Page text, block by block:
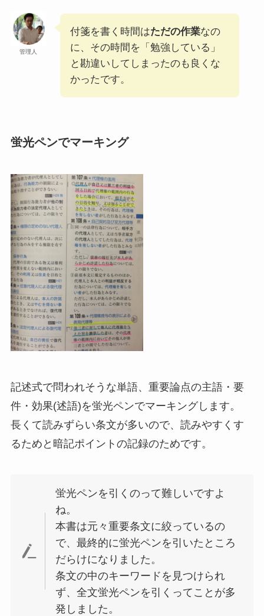
管理人
付箋を書く時間はただの作業なの
に、その時間を「勉強している」
と勘違いしてしまったのも良くな
かったです。
蛍光ペンでマーキング
記述式で問われそうな単語、重要論点の主語・要
件・効果(述語)を蛍光ペンでマーキングします。
長くて読みずらい条文が多いので、読みやすくす
るためと暗記ポイントの記録のためです。
蛍光ペンを引くのって難しいですよ
ね。
本書は元々重要条文に絞っているの
で、最終的に蛍光ペンを引いたところ
だらけになりました。
条文の中のキーワードを見つけられ
ず、全文蛍光ペンを引くってことが多
発しました。